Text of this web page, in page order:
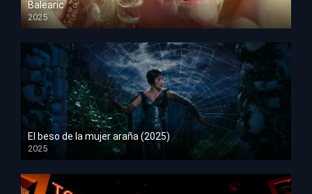
Balearic
2025
HD 1080p
El beso de la mujer araña (2025)
2025
HD 1080p